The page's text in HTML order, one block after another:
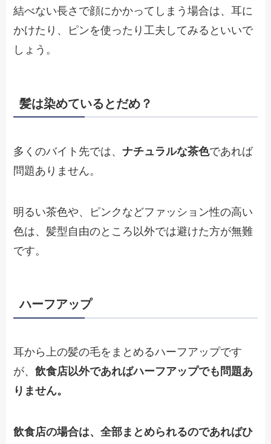
結べない長さで顔にかかってしまう場合は、耳に
かけたり、ピンを使ったり工夫してみるといいで
しょう。
髪は染めているとだめ？
多くのバイト先では、ナチュラルな茶色であれば
問題ありません。
明るい茶色や、ピンクなどファッション性の高い
色は、髪型自由のところ以外では避けた方が無難
です。
ハーフアップ
耳から上の髪の毛をまとめるハーフアップです
が、飲食店以外であればハーフアップでも問題あ
りません。
飲食店の場合は、全部まとめられるのであればひ